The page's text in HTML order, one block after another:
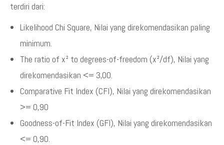
terdiri dari:
Likelihood Chi Square, Nilai yang direkomendasikan paling
minimum.
The ratio of x² to degrees-of-freedom (x²/df), Nilai yang
direkomendasikan <= 3,00.
Comparative Fit Index (CFI), Nilai yang direkomendasikan
>= 0,90
Goodness-of-Fit Index (GFI), Nilai yang direkomendasikan
<= 0,90.